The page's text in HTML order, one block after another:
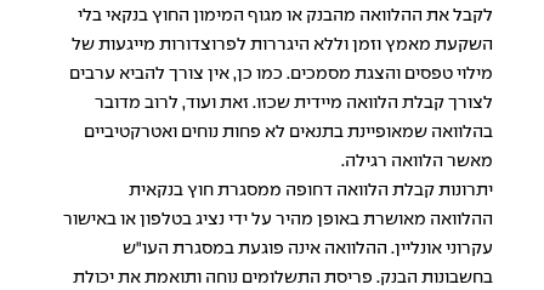
לקבל את ההלוואה מהבנק או מגוף המימון החוץ בנקאי בלי
השקעת מאמץ וזמן וללא היגררות לפרוצדורות מייגעות של
מילוי טפסים והצגת מסמכים. כמו כן, אין צורך להביא ערבים
לצורך קבלת הלוואה מיידית שכזו. זאת ועוד, לרוב מדובר
בהלוואה שמאופיינת בתנאים לא פחות נוחים ואטרקטיביים
מאשר הלוואה רגילה.
יתרונות קבלת הלוואה דחופה ממסגרת חוץ בנקאית
ההלוואה מאושרת באופן מהיר על ידי נציג בטלפון או באישור
עקרוני אונליין. ההלוואה אינה פוגעת במסגרת העו"ש
בחשבונות הבנק. פריסת התשלומים נוחה ותואמת את יכולת